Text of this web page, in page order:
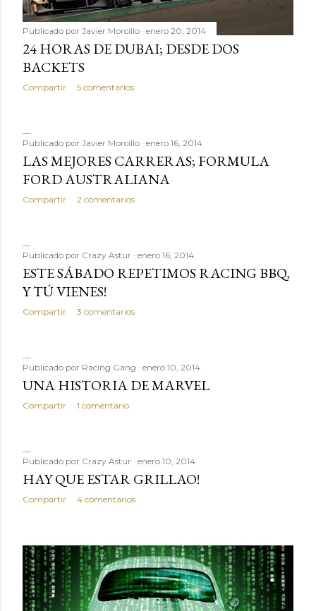
Publicado por Javier Morcillo enero 20, 2014
24 HORAS DE DUBAI; DESDE DOS
BACKETS
Compartir 5 comentarios
Publicado por Javier Morcillo enero 16, 2014
LAS MEJORES CARRERAS; FORMULA
FORD AUSTRALIANA
Compartir 2 comentarios
Publicado por Crazy Astur enero 16, 2014
ESTE SÁBADO REPETIMOS RACING BBQ,
Y TÚ VIENES!
Compartir 3 comentarios
Publicado por Racing Gang enero 10, 2014
UNA HISTORIA DE MARVEL
Compartir 1 comentario
Publicado por Crazy Astur enero 10, 2014
HAY QUE ESTAR GRILLAO!
Compartir 4 comentarios